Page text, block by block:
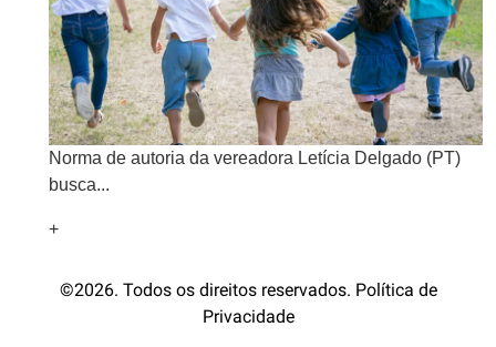
Norma de autoria da vereadora Letícia Delgado (PT)
busca...
+
©2026. Todos os direitos reservados. Política de
Privacidade